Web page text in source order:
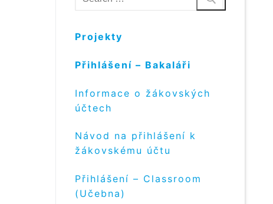
Projekty
Přihlášení – Bakaláři
Informace o žákovských
účtech
Návod na přihlášení k
žákovskému účtu
Přihlášení – Classroom
(Učebna)